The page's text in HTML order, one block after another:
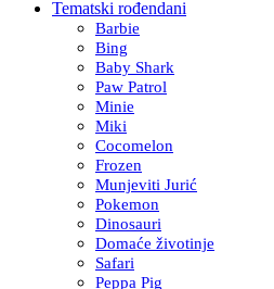
Tematski rođendani
Barbie
Bing
Baby Shark
Paw Patrol
Minie
Miki
Cocomelon
Frozen
Munjeviti Jurić
Pokemon
Dinosauri
Domaće životinje
Safari
Peppa Pig